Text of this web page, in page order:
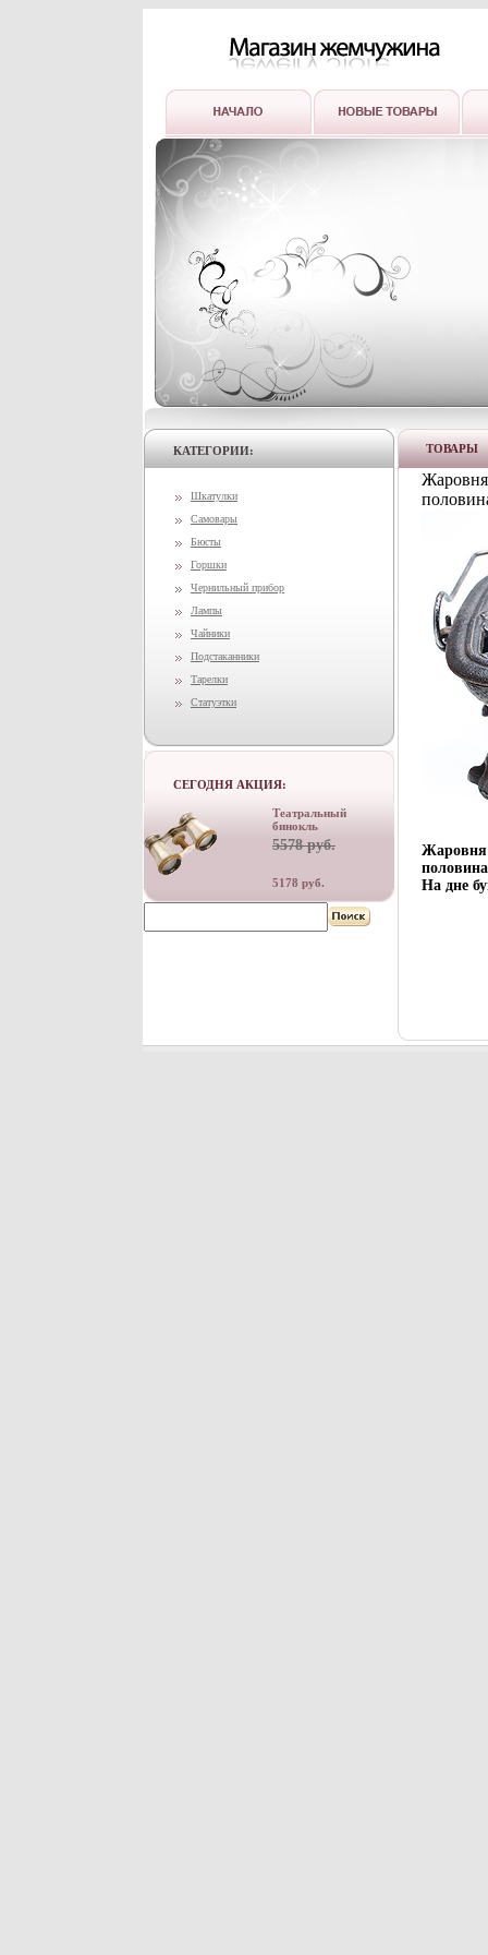
КАТЕГОРИИ:
Шкатулки
Самовары
Бюсты
Горшки
Чернильный прибор
Лампы
Чайники
Подстаканники
Тарелки
Статуэтки
СЕГОДНЯ АКЦИЯ:
Театральный
бинокль
5578 руб.
5178 руб.
ТОВАРЫ
Жаровня
Жаровня
На дне